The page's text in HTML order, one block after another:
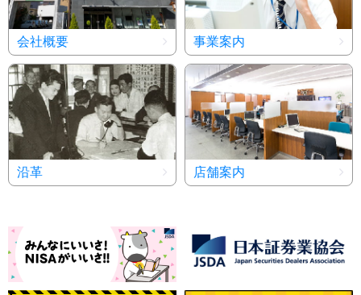
会社概要 事業案内
沿革 店舗案内